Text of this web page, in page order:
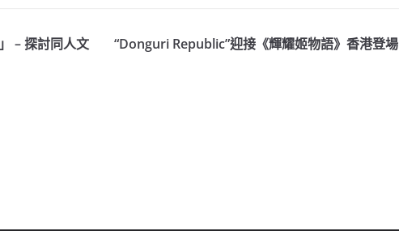
– 探討同人文
“Donguri Republic”迎接《輝耀姬物語》香港登場